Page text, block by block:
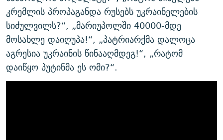
კრემლის პროპაგანდა რუსებს უკრაინელების
სიძულვილს?“, „მარიუპოლში 40000-მდე
მოსახლე დაიღუპა!“, „პატრიარქმა დალოცა
აგრესია უკრაინის წინააღმდეგ!“, „რატომ
დაიწყო პუტინმა ეს ომი?“.